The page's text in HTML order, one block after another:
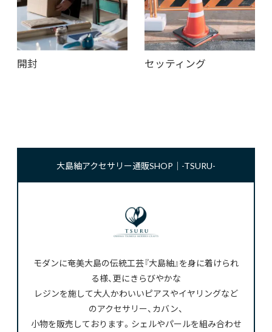
開封 セッティング
大島紬アクセサリー通販SHOP｜-TSURU-
モダンに奄美大島の伝統工芸『大島紬』を身に着けられ
る様、更にきらびやかな
レジンを施して大人かわいいピアスやイヤリングなど
のアクセサリー、カバン、
小物を販売しております。シェルやパールを組み合わせ